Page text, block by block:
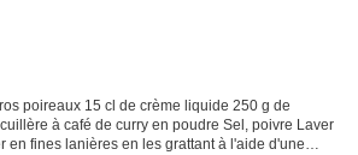
poireaux 15 cl de crème liquide 250 g de
à café de curry en poudre Sel, poivre Laver
en fines lanières en les grattant à l'aide d'une